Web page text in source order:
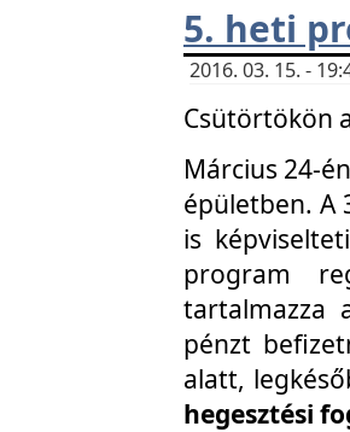
5. heti
2016. 03. 15. -
Csütörtökön
Március 24-
épületben. A
is
program
tartalmazza
pénzt
alatt,
hegesztési